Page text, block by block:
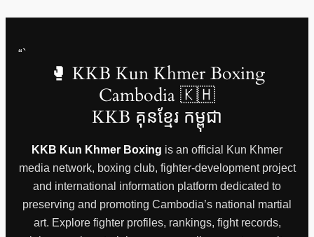
“`
🥊 KKB Kun Khmer Boxing
Cambodia 🇰🇭
KKB គុនខ្មែរ កម្ពុជា
KKB Kun Khmer Boxing is an official Kun Khmer
media network, boxing club, fighter-development project
and international information platform dedicated to
preserving and promoting Cambodia’s national martial
art. Explore fighter profiles, rankings, fight records,